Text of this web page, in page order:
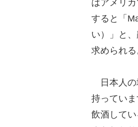
はアメリ
すると「
い）」と
求められる
日本人の
持ってい
飲酒して